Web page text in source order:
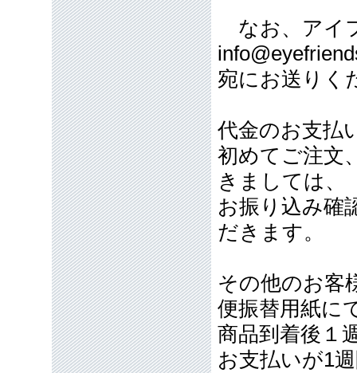
なお、アイ
宛にお送りく
代金のお支払
初めてご注文
きましては、
お振り込み確
だきます。
その他のお客
便振替用紙に
商品到着後１
お支払いが1